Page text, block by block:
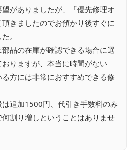
がありましたが、「優先修理オ
きましたのでお預かり後すぐに
。
品の在庫が確認できる場合に選
りますが、本当に時間がない
方には非常におすすめできる修
追加1500円、代引き手数料のみ
割り増しということはありませ